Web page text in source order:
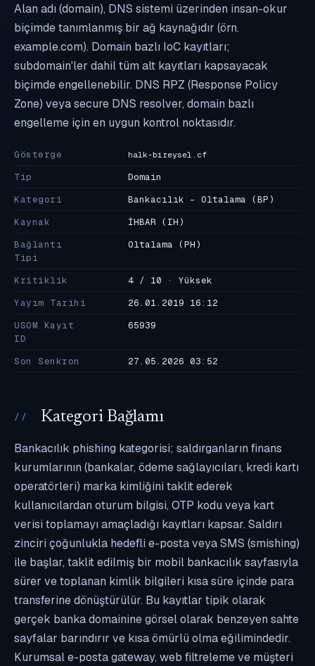
Alan adı (domain), DNS sistemi üzerinden insan-okur
biçimde tanımlanmış bir ağ kaynağıdır (örn.
example.com). Domain bazlı IoC kayıtları;
subdomain'ler dahil tüm alt kayıtları kapsayacak
biçimde engellenebilir. DNS RPZ (Response Policy
Zone) veya secure DNS resolver, domain bazlı
engelleme için en uygun kontrol noktasıdır.
Gösterge halk-bireysel.cf
Tip
Domain
Kategori
Bankacılık - Oltalama (BP)
Kaynak
İHBAR (IH)
Bağlantı
Tipi
Oltalama (PH)
Kritiklik
4 / 10 · Yüksek
Yayım Tarihi
26.01.2019 16:12
USOM Kayıt
ID
65939
Son Senkron 27.05.2026 03:52
Kategori Bağlamı
Bankacılık phishing kategorisi; saldırganların finans
kurumlarının (bankalar, ödeme sağlayıcıları, kredi kartı
operatörleri) marka kimliğini taklit ederek
kullanıcılardan oturum bilgisi, OTP kodu veya kart
verisi toplamayı amaçladığı kayıtları kapsar. Saldırı
zinciri çoğunlukla hedefli e-posta veya SMS (smishing)
ile başlar, taklit edilmiş bir mobil bankacılık sayfasıyla
sürer ve toplanan kimlik bilgileri kısa süre içinde para
transferine dönüştürülür. Bu kayıtlar tipik olarak
gerçek banka domainine görsel olarak benzeyen sahte
sayfalar barındırır ve kısa ömürlü olma eğilimindedir.
Kurumsal e-posta gateway, web filtreleme ve müşteri